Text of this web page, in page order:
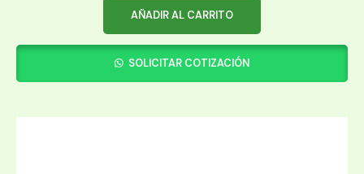
AÑADIR AL CARRITO
SOLICITAR COTIZACIÓN